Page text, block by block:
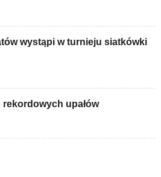
wystąpi w turnieju siatkówki
upałów